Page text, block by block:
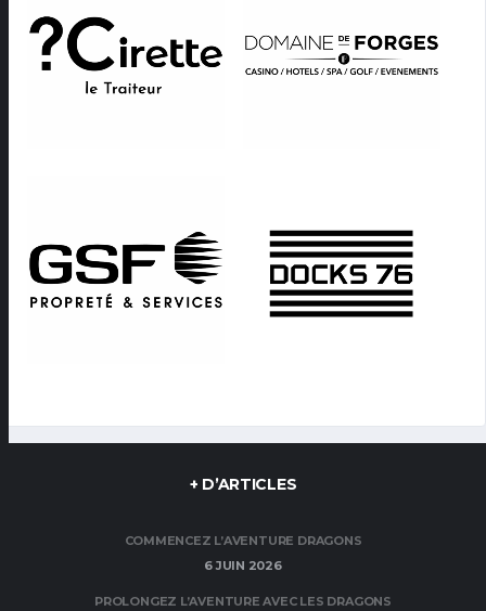
+ D’ARTICLES
COMMENCEZ L’AVENTURE DRAGONS
6 JUIN 2026
PROLONGEZ L’AVENTURE AVEC LES DRAGONS